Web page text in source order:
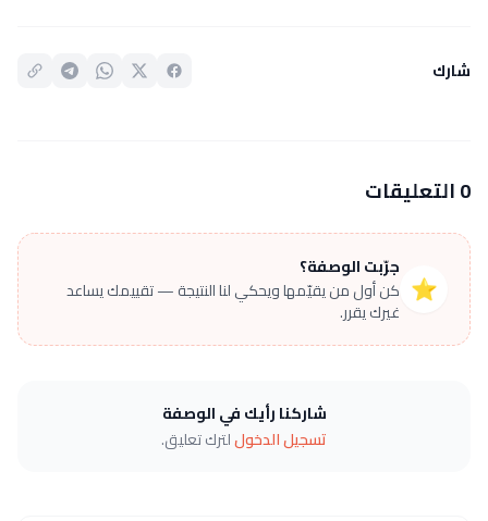
شارك
0 التعليقات
⭐
جرّبت الوصفة؟
كن أول من يقيّمها ويحكي لنا النتيجة — تقييمك يساعد
غيرك يقرر.
شاركنا رأيك في الوصفة
تسجيل الدخوللترك تعليق.